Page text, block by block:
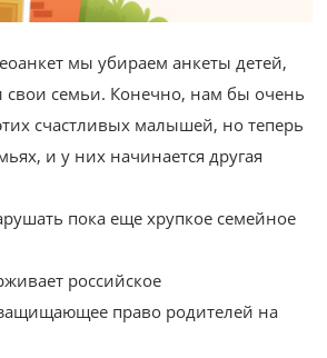
мы убираем анкеты детей,
семьи. Конечно, нам бы очень
счастливых малышей, но теперь
и у них начинается другая
пока еще хрупкое семейное
российское
право родителей на